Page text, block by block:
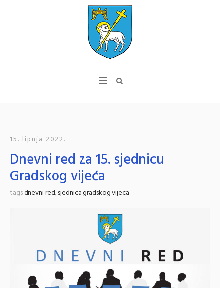
15. lipnja 2022.
Dnevni red za 15. sjednicu
Gradskog vijeća
tagsdnevni red,sjednica gradskog vijeca